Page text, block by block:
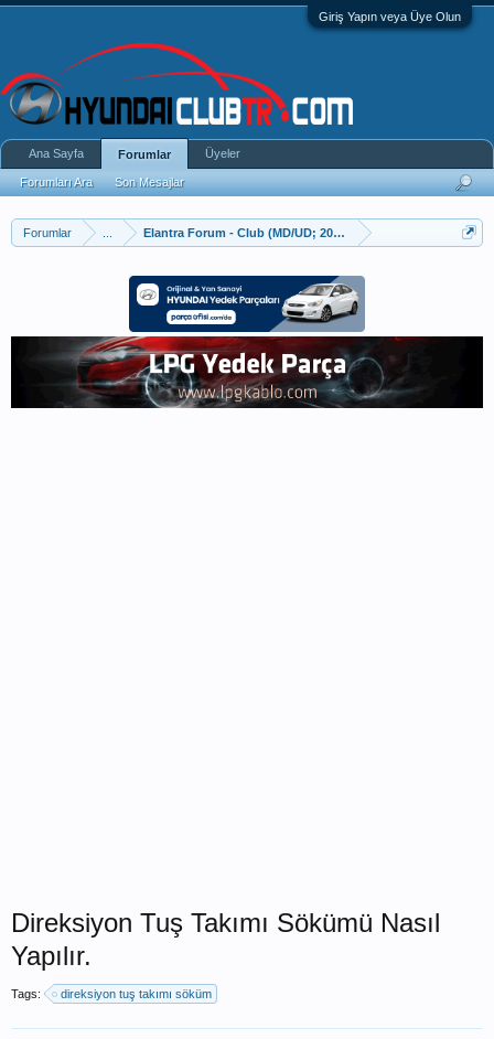
Giriş Yapın veya Üye Olun
Forumlar Elantra Forum - Club (MD/UD; 2010–2015)
Direksiyon Tuş Takımı Sökümü Nasıl
Yapılır.
Tags: direksiyon tuş takımı söküm
Ana Sayfa Forumlar
Forumları Ara Son Mesajlar
Üyeler